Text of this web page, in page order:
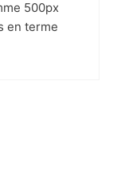
500px
en terme